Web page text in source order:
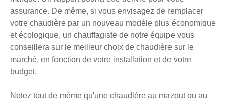
assurance. De même, si vous envisagez de remplacer
votre chaudière par un nouveau modèle plus économique
et écologique, un chauffagiste de notre équipe vous
conseillera sur le meilleur choix de chaudière sur le
marché, en fonction de votre installation et de votre
budget.
Notez tout de même qu'une chaudière au mazout ou au